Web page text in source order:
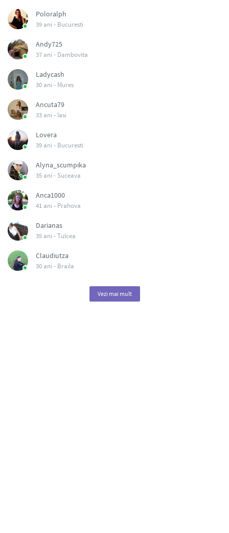
Poloralph
39 ani - Bucuresti
Andy725
37 ani - Dambovita
Ladycash
30 ani - Mures
Ancuta79
33 ani - Iasi
Lovera
39 ani - Bucuresti
Alyna_scumpika
35 ani - Suceava
Anca1000
41 ani - Prahova
Darianas
35 ani -Tulcea
Claudiutza
30 ani - Braila
Vezi mai mult